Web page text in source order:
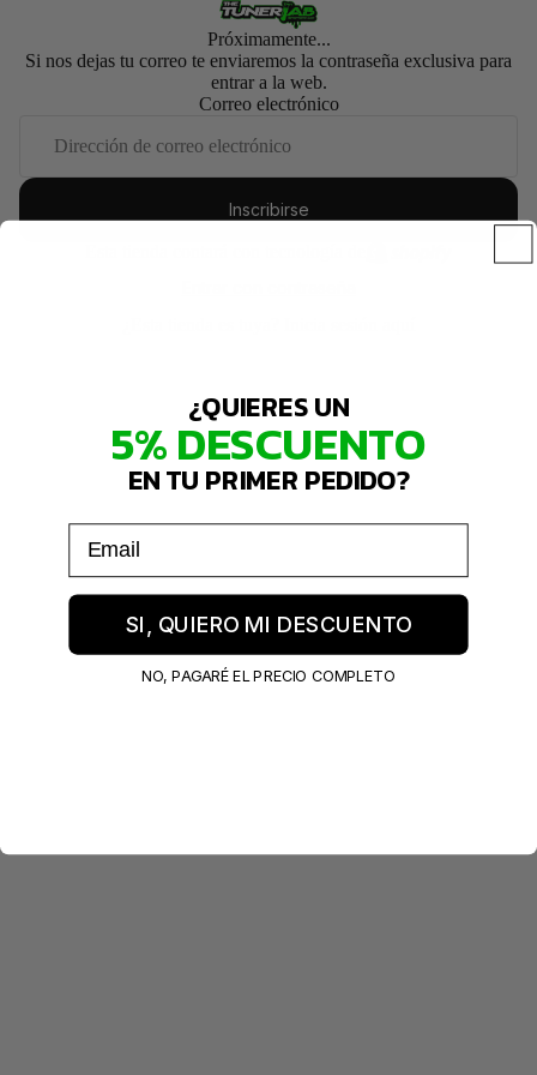
Próximamente...
Si nos dejas tu correo te enviaremos la contraseña exclusiva para
entrar a la web.
Correo electrónico
Inscribirse
¿QUIERES UN
5% DESCUENTO
EN TU PRIMER PEDIDO?
Email
SI, QUIERO MI DESCUENTO
NO, PAGARÉ EL PRECIO COMPLETO